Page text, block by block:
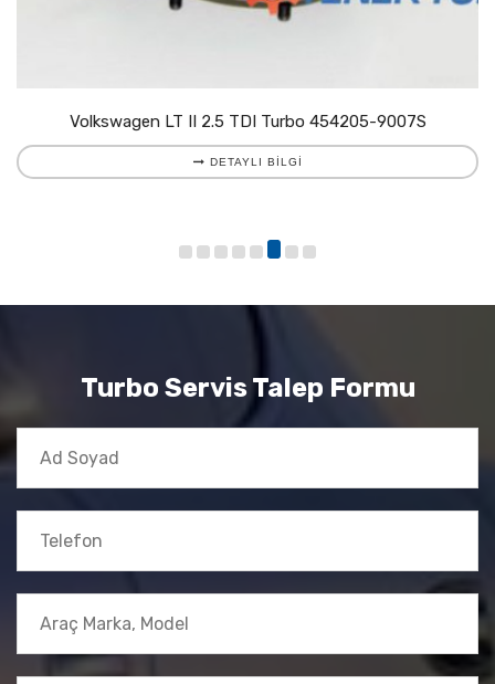
Volkswagen LT II 2.5 TDI Turbo 454205-9007S
DETAYLI BILGI
Turbo Servis Talep Formu